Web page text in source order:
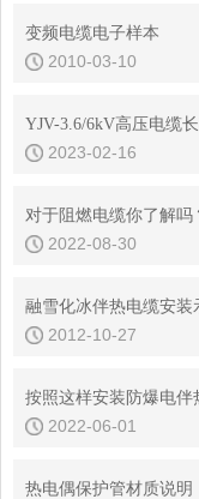
变频电缆电子样本
2010-03-10
2023-02-16
对于阻燃电缆你了解吗
2022-08-30
融雪化冰伴热电缆安装
2012-10-27
2022-06-01
热电偶保护管材质说明